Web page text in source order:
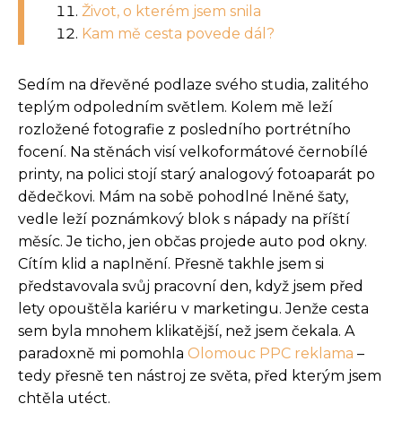
Život, o kterém jsem snila
Kam mě cesta povede dál?
Sedím na dřevěné podlaze svého studia, zalitého
teplým odpoledním světlem. Kolem mě leží
rozložené fotografie z posledního portrétního
focení. Na stěnách visí velkoformátové černobílé
printy, na polici stojí starý analogový fotoaparát po
dědečkovi. Mám na sobě pohodlné lněné šaty,
vedle leží poznámkový blok s nápady na příští
měsíc. Je ticho, jen občas projede auto pod okny.
Cítím klid a naplnění. Přesně takhle jsem si
představovala svůj pracovní den, když jsem před
lety opouštěla kariéru v marketingu. Jenže cesta
sem byla mnohem klikatější, než jsem čekala. A
paradoxně mi pomohla Olomouc PPC reklama –
tedy přesně ten nástroj ze světa, před kterým jsem
chtěla utéct.